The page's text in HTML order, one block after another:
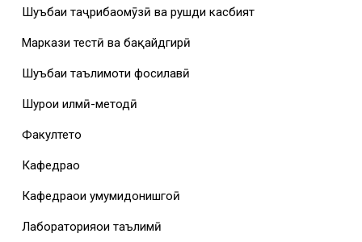
Шуъбаи таҷрибаомӯзӣ ва рушди касбият
Маркази тестӣ ва бақайдгирӣ
Шуъбаи таълимоти фосилавӣ
Шурои илмӣ-методӣ
Факултетҳо
Кафедраҳо
Кафедраҳои умумидонишгоҳӣ
Лабораторияҳои таълимӣ